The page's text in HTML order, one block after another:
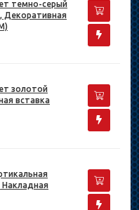
темно-серый
Декоративная
золотой
вставка
Накладная